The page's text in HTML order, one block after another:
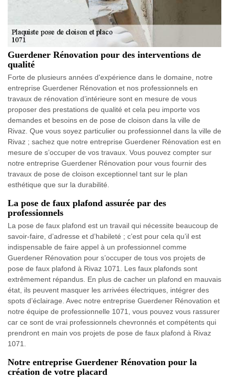
Guerdener Rénovation pour des interventions de
qualité
Forte de plusieurs années d'expérience dans le domaine, notre
entreprise Guerdener Rénovation et nos professionnels en
travaux de rénovation d’intérieure sont en mesure de vous
proposer des prestations de qualité et cela peu importe vos
demandes et besoins en de pose de cloison dans la ville de
Rivaz. Que vous soyez particulier ou professionnel dans la ville de
Rivaz ; sachez que notre entreprise Guerdener Rénovation est en
mesure de s’occuper de vos travaux. Vous pouvez compter sur
notre entreprise Guerdener Rénovation pour vous fournir des
travaux de pose de cloison exceptionnel tant sur le plan
esthétique que sur la durabilité.
La pose de faux plafond assurée par des
professionnels
La pose de faux plafond est un travail qui nécessite beaucoup de
savoir-faire, d’adresse et d’habileté ; c’est pour cela qu’il est
indispensable de faire appel à un professionnel comme
Guerdener Rénovation pour s’occuper de tous vos projets de
pose de faux plafond à Rivaz 1071. Les faux plafonds sont
extrêmement répandus. En plus de cacher un plafond en mauvais
état, ils peuvent masquer les arrivées électriques, intégrer des
spots d’éclairage. Avec notre entreprise Guerdener Rénovation et
notre équipe de professionnelle 1071, vous pouvez vous rassurer
car ce sont de vrai professionnels chevronnés et compétents qui
prendront en main vos projets de pose de faux plafond à Rivaz
1071.
Notre entreprise Guerdener Rénovation pour la
création de votre placard